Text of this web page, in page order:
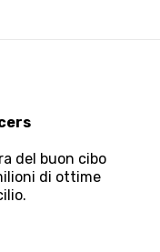
del buon cibo
di ottime